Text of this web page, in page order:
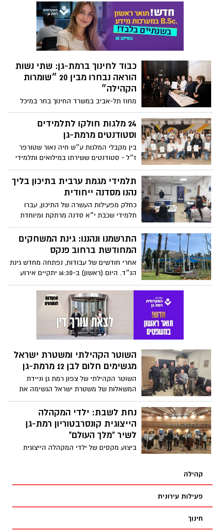
כבוד לחינוך ברמת-גן: שתי נשות
הוראה נבחרו מבין 20 ״שומרות
הקהילה״
מחוז תל-אביב במשרד החינוך בחר במיכל
שטראוס - רכזת חברתית בתיכון אורט אבין
ונעמי בר ביתן - סגנית מנהלת בית הספר
היסודי ארנון לפרס היוקרתי
24 מלגות חולקו לתלמידים
וסטודנטים מרמת-גן
בין מקבלי המלגות ע״ש חיה נאור שטורפר
ז״ל - סטודנטים ששירתו במילואים ותלמידי
תיכון שפונו מקיבוץ ״סופה״
תלמידי מגמת ערבית בתיכון בליך
נהנו מסדנה ייחודית
כחלק מפעילות העשרה של התיכון, עברו
תלמידי שכבת י״א סדנה מרתקת ומיוחדת
במינה
התרשמנו ונהננו: גינת המשחקים
המחודשת ברחוב פנקס
אחרי חודשים של עבודות, נפתחה מחדש גינת
הנ״ד. היום (ראשון) ב-16:30 יתקיים אירוע
חגיגי לכבוד הפתיחה המחודשת
השוטר הקהילתי ומשטרת ישראל
מגשימים חלום לבן 12 מרמת-גן
השוטר הקהילתי של צפון רמת גן וניידת
המשאלות של משטרת ישראל הגשימה את
חלומו של סהר, בן 12 שרצה להיות שו
נחת לשבת: ילדי המקהלה
הייצוגית קונסרבטוריון רמת-גן
לשיר "מלך העולם"
ביצוע מקסים של ילדי המקהלה הייצוגית
קהילה
פעילות עירונית
חינוך